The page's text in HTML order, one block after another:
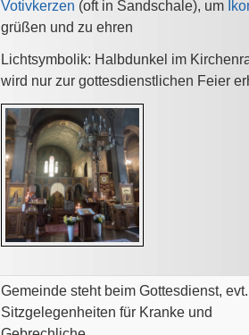
Votivkerzen (oft in Sandschale), um
grüßen und zu ehren
Lichtsymbolik: Halbdunkel im
wird nur zur gottesdienstlichen Feier
Gemeinde steht beim Gottesdienst, evt.
Sitzgelegenheiten für Kranke und